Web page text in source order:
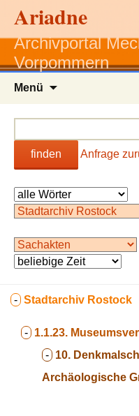
Ariadne
Archivportal
Vorpommern
Menü
finden Anfrage
- Stadtarchiv Rostock
- 1.1.23.
- 10.
Archäologische